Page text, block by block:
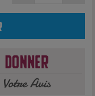
Donner
Votre Avis